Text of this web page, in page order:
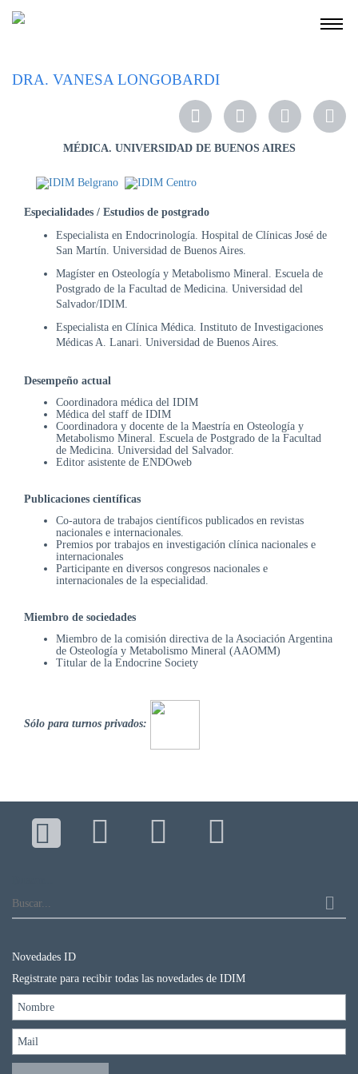
INSTRUCCIONES
PACIENTES
COBERTURAS
MÉDICAS
INVESTIGACIÓN
SEDES
MODULO
AUTOGESTIÓN
CENTRAL
TURNOS
TURNOS
RECETAS
ONLINE
DRA. VANESA LONGOBARDI
MÉDICA. UNIVERSIDAD DE BUENOS AIRES
Especialidades / Estudios de postgrado
Especialista en Endocrinología. Hospital de Clínicas José de
San Martín. Universidad de Buenos Aires.
Magíster en Osteología y Metabolismo Mineral. Escuela de
Postgrado de la Facultad de Medicina. Universidad del
Salvador/IDIM.
Especialista en Clínica Médica. Instituto de Investigaciones
Médicas A. Lanari. Universidad de Buenos Aires.
Desempeño actual
Coordinadora médica del IDIM
Médica del staff de IDIM
Coordinadora y docente de la Maestría en Osteología y
Metabolismo Mineral. Escuela de Postgrado de la Facultad
de Medicina. Universidad del Salvador.
Editor asistente de ENDOweb
Publicaciones científicas
Co-autora de trabajos científicos publicados en revistas
nacionales e internacionales.
Premios por trabajos en investigación clínica nacionales e
internacionales
Participante en diversos congresos nacionales e
internacionales de la especialidad.
Miembro de sociedades
Miembro de la comisión directiva de la Asociación Argentina
de Osteología y Metabolismo Mineral (AAOMM)
Titular de la Endocrine Society
Sólo para turnos privados:
Novedades ID
Registrate para recibir todas las novedades de IDIM